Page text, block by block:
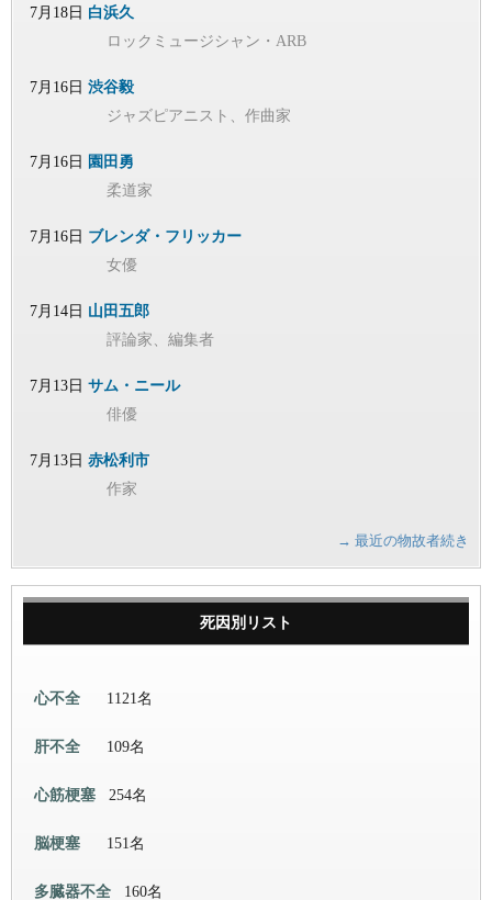
7月18日 白浜久
ロックミュージシャン・ARB
7月16日 渋谷毅
ジャズピアニスト、作曲家
7月16日 園田勇
柔道家
7月16日 ブレンダ・フリッカー
女優
7月14日 山田五郎
評論家、編集者
7月13日 サム・ニール
俳優
7月13日 赤松利市
作家
→ 最近の物故者続き
死因別リスト
心不全 1121名
肝不全 109名
心筋梗塞 254名
脳梗塞 151名
多臓器不全 160名